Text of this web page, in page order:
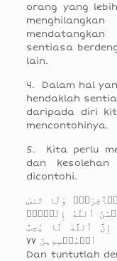
orang yang
sentiasa
lain.
4. Dalam hal
hendaklah
daripada diri
mencontohinya.
5. Kita perlu
dan
dicontohi.
وَلَا تَنسَ
ٱللَّهُ إِلَيۡكَۖ
ٱللَّهَ لَا يُحِبُّ
ٱلۡمُفۡسِدِينَ ٧٧
Dan tuntutlah